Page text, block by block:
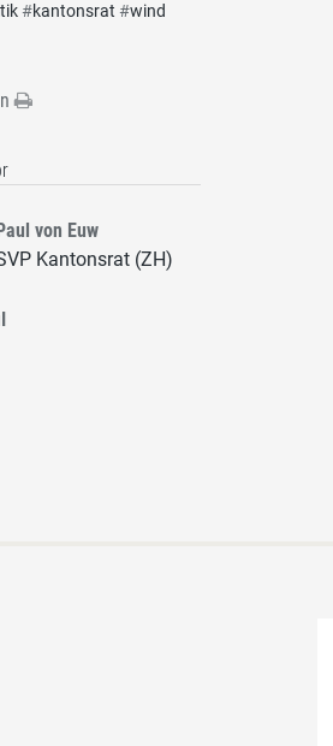
#kantonsrat #wind
Paul von Euw
Kantonsrat (ZH)